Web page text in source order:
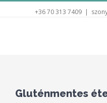
+36 70 313 7409 |
Gluténmentes